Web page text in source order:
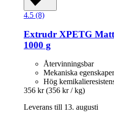
4.5 (8)
Extrudr XPETG
1000 g
Återvinningsbar
Mekaniska egenskaper
Hög
356 kr (356 kr / kg)
Leverans till 13. augusti